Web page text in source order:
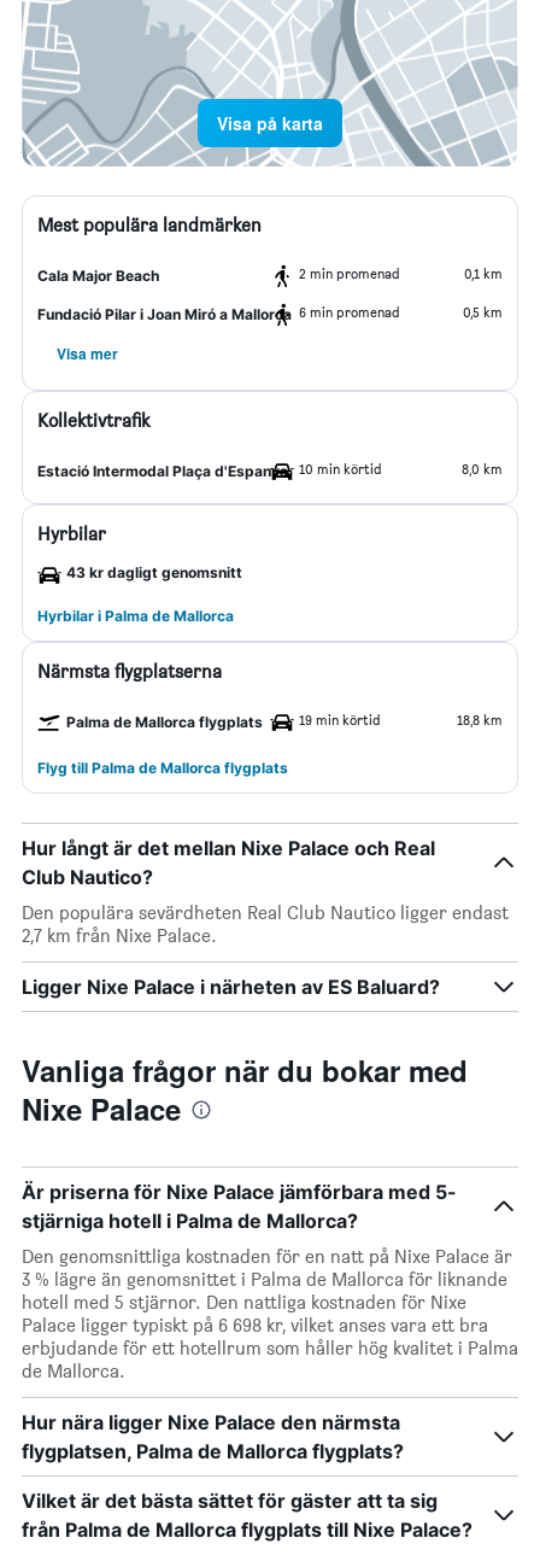
Visa på karta
Mest populära landmärken
Cala Major Beach 2 min promenad 0,1 km
Fundació Pilar i Joan Miró a Mallorca 6 min promenad 0,5 km
Visa mer
Kollektivtrafik
Estació Intermodal Plaça d'Espanya 10 min körtid 8,0 km
Hyrbilar
43 kr dagligt genomsnitt
Hyrbilar i Palma de Mallorca
Närmsta flygplatserna
Palma de Mallorca flygplats 19 min körtid 18,8 km
Flyg till Palma de Mallorca flygplats
Hur långt är det mellan Nixe Palace och Real
Club Nautico?
Den populära sevärdheten Real Club Nautico ligger endast
2,7 km från Nixe Palace.
Ligger Nixe Palace i närheten av ES Baluard?
Vanliga frågor när du bokar med
Nixe Palace
Är priserna för Nixe Palace jämförbara med 5-
stjärniga hotell i Palma de Mallorca?
Den genomsnittliga kostnaden för en natt på Nixe Palace är
3 % lägre än genomsnittet i Palma de Mallorca för liknande
hotell med 5 stjärnor. Den nattliga kostnaden för Nixe
Palace ligger typiskt på 6 698 kr, vilket anses vara ett bra
erbjudande för ett hotellrum som håller hög kvalitet i Palma
de Mallorca.
Hur nära ligger Nixe Palace den närmsta
flygplatsen, Palma de Mallorca flygplats?
Vilket är det bästa sättet för gäster att ta sig
från Palma de Mallorca flygplats till Nixe Palace?